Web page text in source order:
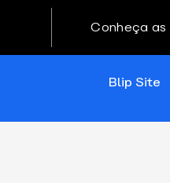
Conheça as
Blip Site